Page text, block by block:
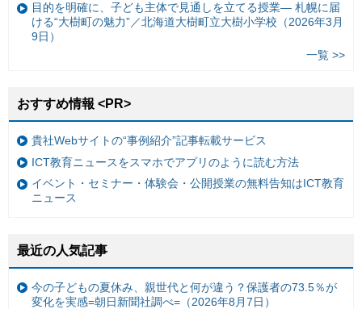
目的を明確に、子ども主体で見通しを立てる授業— 札幌に届
ける“大樹町の魅力”／北海道大樹町立大樹小学校（2026年3月
9日）
一覧 >>
おすすめ情報 <PR>
貴社Webサイトの“事例紹介”記事転載サービス
ICT教育ニュースをスマホでアプリのように読む方法
イベント・セミナー・体験会・公開授業の無料告知はICT教育
ニュース
最近の人気記事
今の子どもの夏休み、親世代と何が違う？保護者の73.5％が
変化を実感=朝日新聞社調べ=（2026年8月7日）